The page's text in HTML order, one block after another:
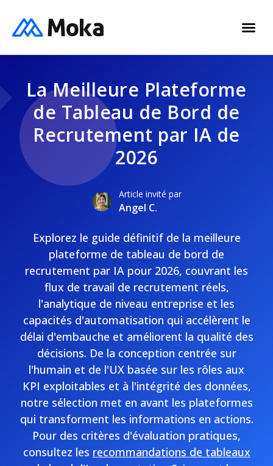
La Meilleure Plateforme
de Tableau de Bord de
Recrutement par IA de
2026
Article invité par
Angel C.
Explorez le guide définitif de la meilleure
plateforme de tableau de bord de
recrutement par IA pour 2026, couvrant les
flux de travail de recrutement réels,
l'analytique de niveau entreprise et les
capacités d'automatisation qui accélèrent le
délai d'embauche et améliorent la qualité des
décisions. De la conception centrée sur
l'humain et de l'UX basée sur les rôles aux
KPI exploitables et à l'intégrité des données,
notre sélection met en avant les plateformes
qui transforment les informations en actions.
Pour des critères d'évaluation pratiques,
consultez les recommandations de tableaux